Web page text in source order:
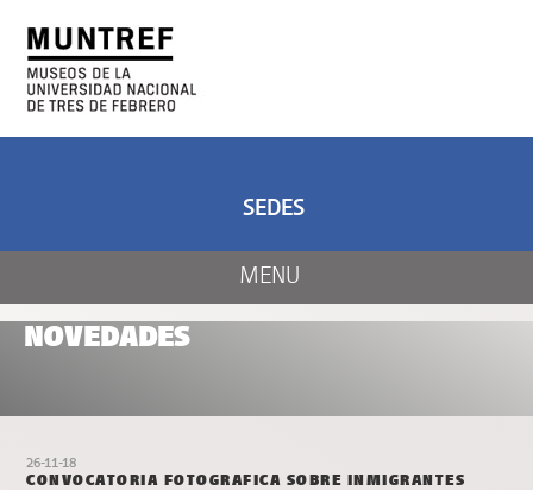
NOVEDADES
26-11-18
CONVOCATORIA FOTOGRAFICA SOBRE INMIGRANTES
MENU
SEDES
CENTRO DE ARTE
Y NATURALEZA
ARTE Y CIENCIA